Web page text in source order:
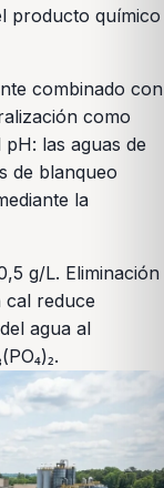
producto químico
combinado con
como
las aguas de
de blanqueo
la
g/L. Eliminación
reduce
agua al